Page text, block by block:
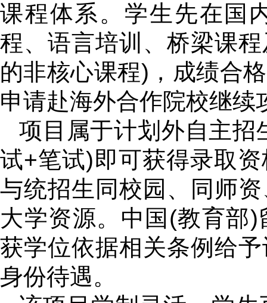
课程体系。学生先在国
程、语言培训、桥梁课
的非核心课程)，成绩合
申请赴海外合作院校继续
项目属于计划外自主招
试+笔试)即可获得录取
与统招生同校园、同师
大学资源。中国(教育部
获学位依据相关条例给
身份待遇。